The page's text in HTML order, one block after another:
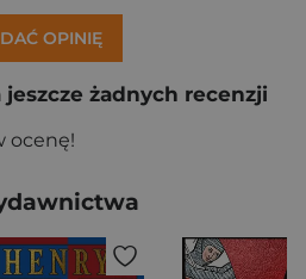
OPINIĘ
żadnych recenzji
ocenę!